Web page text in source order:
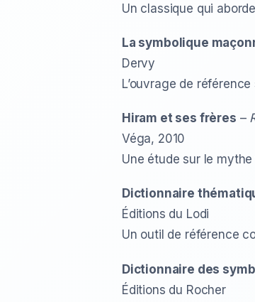
Un classique qui
La symbolique
Dervy
L’ouvrage de
Hiram et ses frères –
Véga, 2010
Une étude sur le
Dictionnaire
Éditions du Lodi
Un outil de référence
Dictionnaire des
Éditions du Rocher